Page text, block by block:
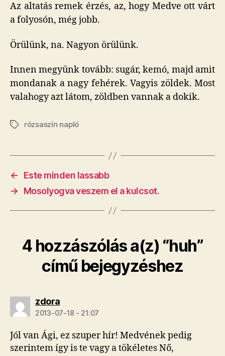
Az altatás remek érzés, az, hogy Medve ott várt
a folyosón, még jobb.
Örülünk, na. Nagyon örülünk.
Innen megyünk tovább: sugár, kemó, majd amit
mondanak a nagy fehérek. Vagyis zöldek. Most
valahogy azt látom, zöldben vannak a dokik.
Címkékrózsaszín napló
←
Este minden lassabb
→
Mosolyogva veszem el a kulcsot.
4 hozzászólás a(z) “huh”
című bejegyzéshez
zdoraszerint:
2013-07-18 - 21:07
Jól van Ági, ez szuper hír! Medvének pedig
szerintem így is te vagy a tökéletes Nő,